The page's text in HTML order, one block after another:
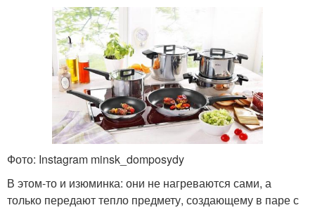
Фото: Instagram minsk_domposydy
В этом-то и изюминка: они не нагреваются сами, а
только передают тепло предмету, создающему в паре с